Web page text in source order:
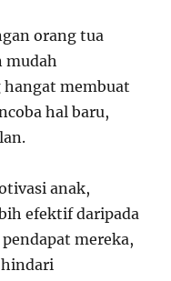
orang tua
mudah
membuat
hal baru,
anak,
efektif daripada
mereka,